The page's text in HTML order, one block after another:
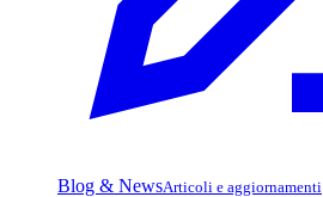
Blog & NewsArticoli e aggiornamenti